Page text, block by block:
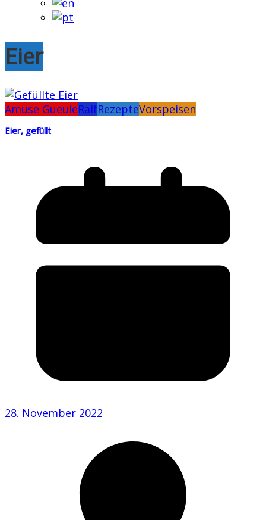
Eier
Amuse GueuleRalfRezepteVorspeisen
Eier, gefüllt
28. November 2022